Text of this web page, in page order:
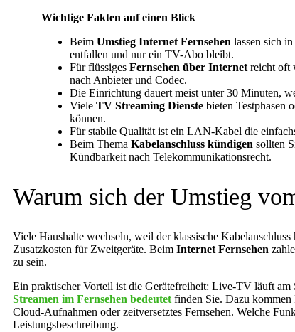
Wichtige Fakten auf einen Blick
Beim Umstieg Internet Fernsehen lassen sich
entfallen und nur ein TV-Abo bleibt.
Für flüssiges Fernsehen über Internet reicht oft
nach Anbieter und Codec.
Die Einrichtung dauert meist unter 30 Minuten,
Viele TV Streaming Dienste bieten Testphasen
können.
Für stabile Qualität ist ein LAN-Kabel die
Beim Thema Kabelanschluss kündigen sollten
Kündbarkeit nach Telekommunikationsrecht.
Warum sich der Umstieg
Viele Haushalte wechseln, weil der klassische
Zusatzkosten für Zweitgeräte. Beim Internet Fernsehen
zu sein.
Ein praktischer Vorteil ist die Gerätefreiheit: Live-TV läuft am
Streamen im Fernsehen bedeutet finden Sie. Dazu kommen
Cloud-Aufnahmen oder zeitversetztes Fernsehen. Welche
Leistungsbeschreibung.